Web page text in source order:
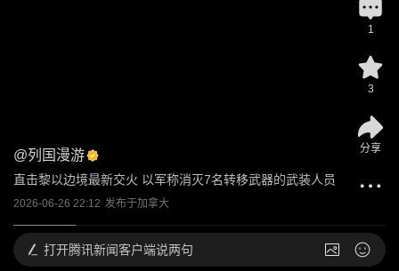
@列国漫游
直击黎以边境最新交火 以军称消灭7名转移武器的武装人员
2026-06-26 22:12 发布于加拿大
1
3
分享
打开腾讯新闻客户端说两句